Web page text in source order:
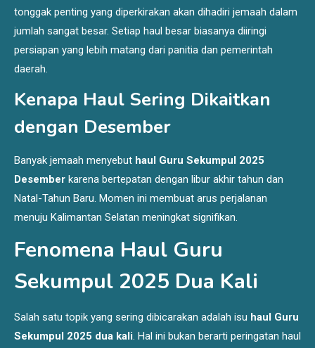
tonggak penting yang diperkirakan akan dihadiri jemaah dalam
jumlah sangat besar. Setiap haul besar biasanya diiringi
persiapan yang lebih matang dari panitia dan pemerintah
daerah.
Kenapa Haul Sering Dikaitkan
dengan Desember
Banyak jemaah menyebut haul Guru Sekumpul 2025
Desember karena bertepatan dengan libur akhir tahun dan
Natal-Tahun Baru. Momen ini membuat arus perjalanan
menuju Kalimantan Selatan meningkat signifikan.
Fenomena Haul Guru
Sekumpul 2025 Dua Kali
Salah satu topik yang sering dibicarakan adalah isu haul Guru
Sekumpul 2025 dua kali. Hal ini bukan berarti peringatan haul